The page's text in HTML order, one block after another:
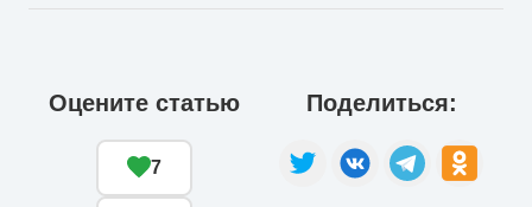
Оцените статью
7
Поделиться: